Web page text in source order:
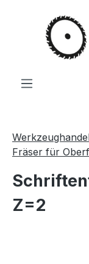
Zum Hauptinhalt
Fräser für
Z=2